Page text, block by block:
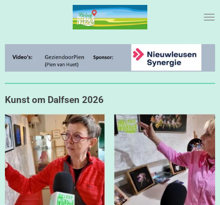
Kunst om Dalfsen 2026